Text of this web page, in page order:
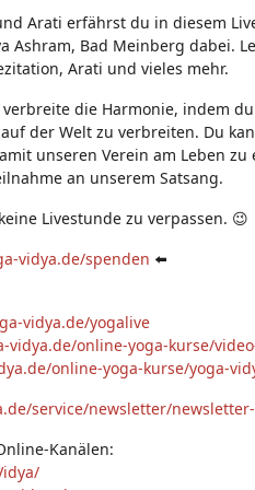
Arati erfährst du in diesem
Ashram, Bad Meinberg dabei.
Arati und vieles mehr.
die Harmonie, indem
auf der Welt zu verbreiten. Du
unseren Verein am Leben zu
an unserem Satsang.
Livestunde zu verpassen. 😉
vidya.de/spenden ⬅️
vidya.de/yogalive
vidya.de/online-yoga-kurse/
online-yoga-kurse/yoga-
service/newsletter/
Kanälen: